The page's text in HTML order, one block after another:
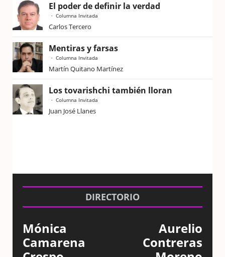
El poder de definir la verdad
Columna Invitada
Carlos Tercero
Mentiras y farsas
Columna Invitada
Martín Quitano Martínez
Los tovarishchi también lloran
Columna Invitada
Juan José Llanes
DIRECTORIO
Mónica
Camarena
Aurelio
Contreras